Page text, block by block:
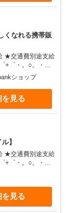
くなれる携帯販
★交通費別途支給
紹介
2回払
・。○。・゜
ショップ
を見る
】
★交通費別途支給
紹介
2回払
・。○。・゜
を見る